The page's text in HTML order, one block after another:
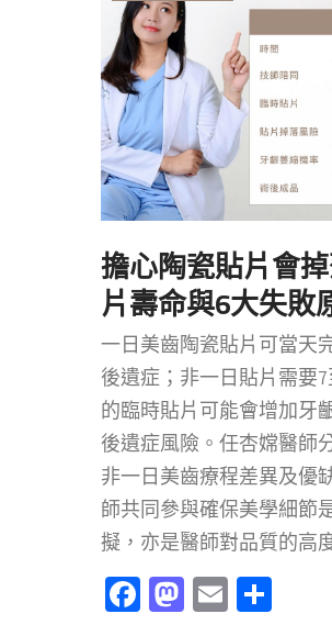
擔心陶瓷貼片會
片壽命與6大失敗
一日美齒陶瓷貼片可當天
後遺症；非一日貼片需要
的臨時貼片可能會增加牙
後遺症風險。任杏嫦醫師
非一日美齒療程差異及優
師共同參與確保美學細節
擬，亦是醫師對品質的高
Facebook
Mastodon
Email